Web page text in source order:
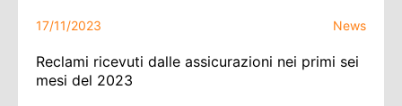
17/11/2023 News
Reclami ricevuti dalle assicurazioni nei primi sei
mesi del 2023